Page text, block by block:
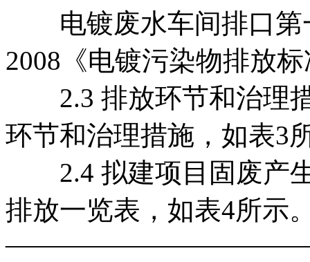
电镀废水车间排口第
2008《电镀污染物排放
2.3 排放环节和治理措
环节和治理措施，如表3
2.4 拟建项目固废产生
排放一览表，如表4所示